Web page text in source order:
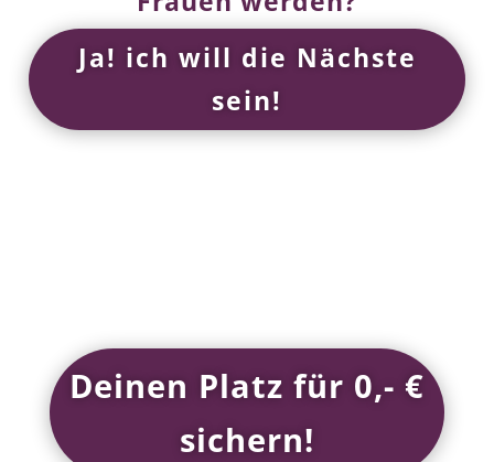
Ja! ich will die Nächste
sein!
Deinen Platz für 0,- €
sichern!